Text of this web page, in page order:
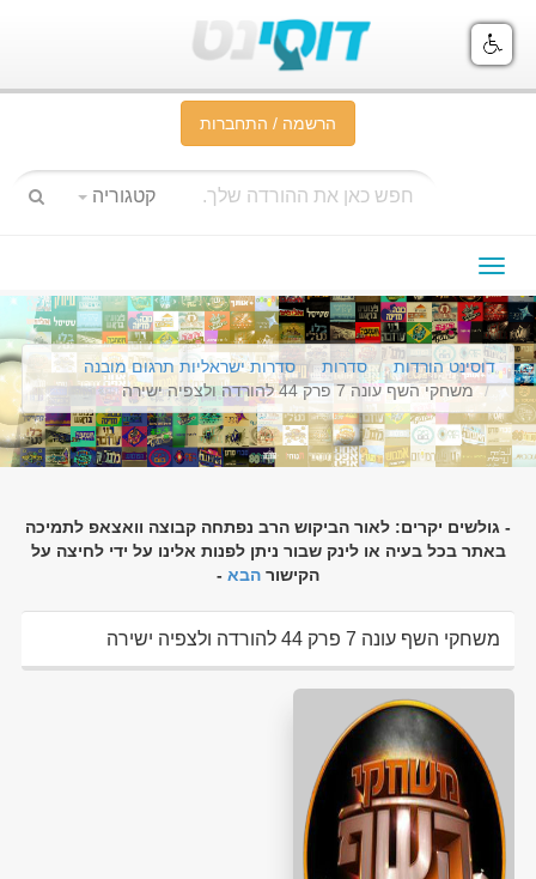
הרשמה / התחברות
קטגוריה
תפריט
ניווט
דוסינט הורדות סדרות
סדרות ישראליות תרגום מובנה
משחקי השף עונה 7 פרק 44 להורדה ולצפיה ישירה
- גולשים יקרים: לאור הביקוש הרב נפתחה קבוצה וואצאפ לתמיכה
באתר בכל בעיה או לינק שבור ניתן לפנות אלינו על ידי לחיצה על
הקישור הבא -
משחקי השף עונה 7 פרק 44 להורדה ולצפיה ישירה